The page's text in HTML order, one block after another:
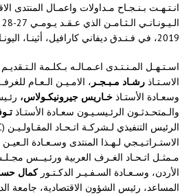
انـتـهـت بـنـجـاح مـداولات واعمـال المنتدى
2019، في فـنـدق ديفاني كارافيل، أثينـا، اليونـان.
اسـتـهـل المـنـتـدى اعـمـالـه بـكلـمة
الاسـتـاذ رشـاد مـبـجـر ، الامـيـن الـعـام
وسعـادة الأستـاذ خـاريس جيرونيكـولاس،
والـمتحـدثـون الرئـيسـيـون سعـادة الأستـاذ
الاستـراتـيـجي لـهـذا المنتدى وسـعـادة الـعيـن
مـمثـل اتـحـاد الغـرف العربية ورئـيــس
الأردن، وسـعـادة السـفـيـر الدكـتـور كمال
المساعد، رئيس الشؤون الاقتصادية، جامعة